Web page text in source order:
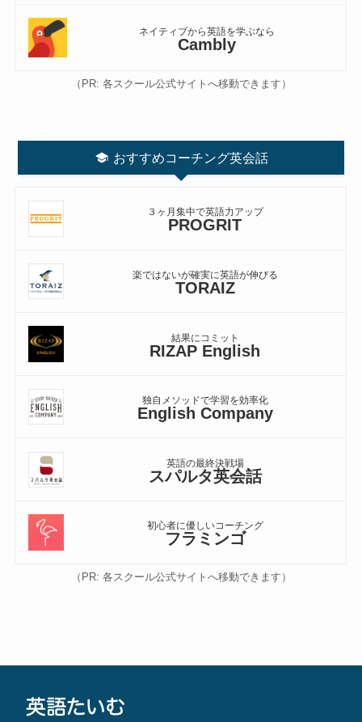
ネイティブから英語を学ぶなら
Cambly
（PR: 各スクール公式サイトへ移動できます）
おすすめコーチング英会話
３ヶ月集中で英語力アップ
PROGRIT
楽ではないが確実に英語が伸びる
TORAIZ
結果にコミット
RIZAP English
独自メソッドで学習を効率化
English Company
英語の最終決戦場
スパルタ英会話
初心者に優しいコーチング
フラミンゴ
（PR: 各スクール公式サイトへ移動できます）